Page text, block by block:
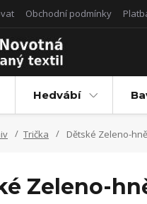
Obchodní podmínky
Hedvábí
Trička Dětské Zeleno-
Zeleno-